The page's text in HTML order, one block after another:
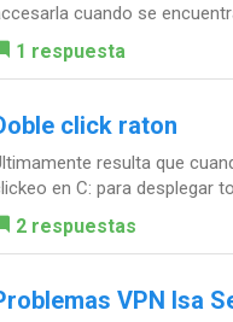
cuando se
1 respuesta
click raton
resulta que
en C: para desplegar
2 respuestas
VPN Isa